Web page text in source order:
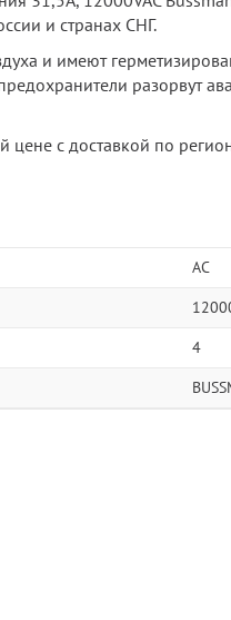
и странах СНГ.
и имеют
разорвут
с доставкой по
AC
4